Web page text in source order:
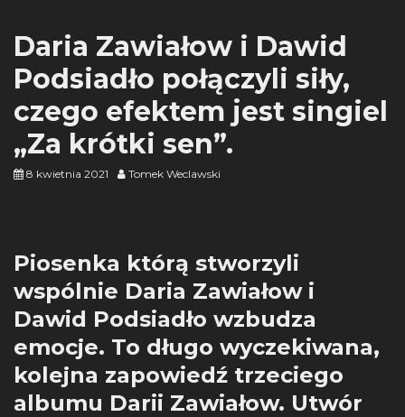
Daria Zawiałow i Dawid
Podsiadło połączyli siły,
czego efektem jest singiel
„Za krótki sen”.
8 kwietnia 2021 Tomek Weclawski
Piosenka którą stworzyli
wspólnie Daria Zawiałow i
Dawid Podsiadło wzbudza
emocje. To długo wyczekiwana,
kolejna zapowiedź trzeciego
albumu Darii Zawiałow. Utwór